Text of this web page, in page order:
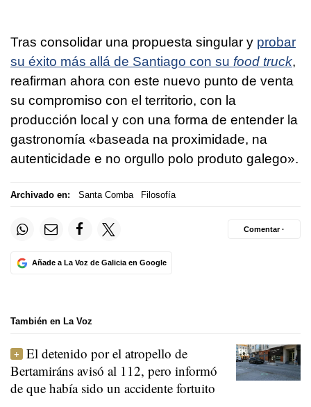
Tras consolidar una propuesta singular y probar
su éxito más allá de Santiago con su food truck,
reafirman ahora con este nuevo punto de venta
su compromiso con el territorio, con la
producción local y con una forma de entender la
gastronomía «baseada na proximidade, na
autenticidade e no orgullo polo produto galego».
Archivado en: Santa Comba Filosofía
Añade a La Voz de Galicia en Google
Comentar ·
También en La Voz
El detenido por el atropello de
Bertamiráns avisó al 112, pero informó
de que había sido un accidente fortuito